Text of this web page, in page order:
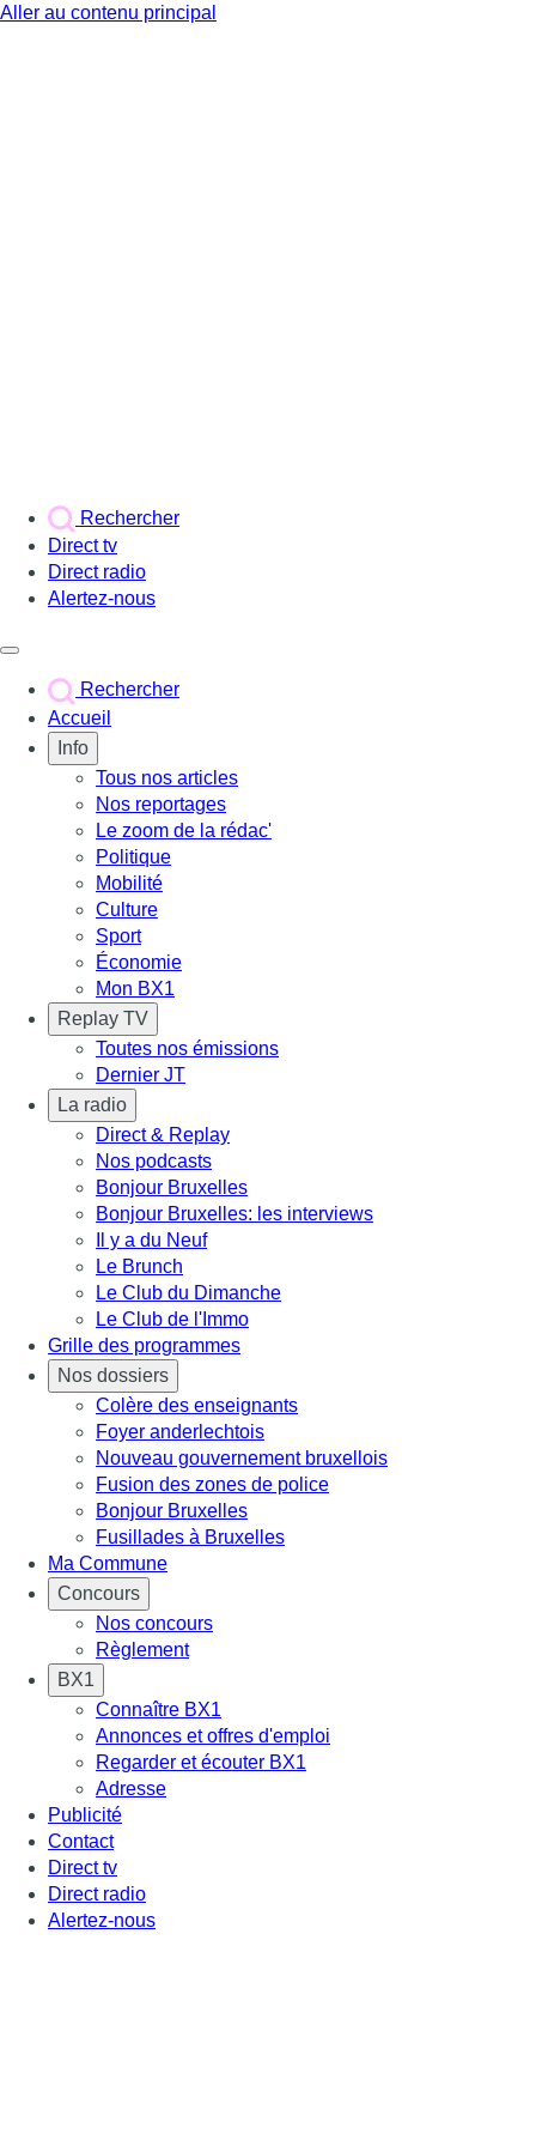
Aller au contenu principal
Rechercher
Direct tv
Direct radio
Alertez-nous
Rechercher
Accueil
Info
Tous nos articles
Nos reportages
Le zoom de la rédac'
Politique
Mobilité
Culture
Sport
Économie
Mon BX1
Replay TV
Toutes nos émissions
Dernier JT
La radio
Direct & Replay
Nos podcasts
Bonjour Bruxelles
Bonjour Bruxelles: les interviews
Il y a du Neuf
Le Brunch
Le Club du Dimanche
Le Club de l'Immo
Grille des programmes
Nos dossiers
Colère des enseignants
Foyer anderlechtois
Nouveau gouvernement bruxellois
Fusion des zones de police
Bonjour Bruxelles
Fusillades à Bruxelles
Ma Commune
Concours
Nos concours
Règlement
BX1
Connaître BX1
Annonces et offres d'emploi
Regarder et écouter BX1
Adresse
Publicité
Contact
Direct tv
Direct radio
Alertez-nous